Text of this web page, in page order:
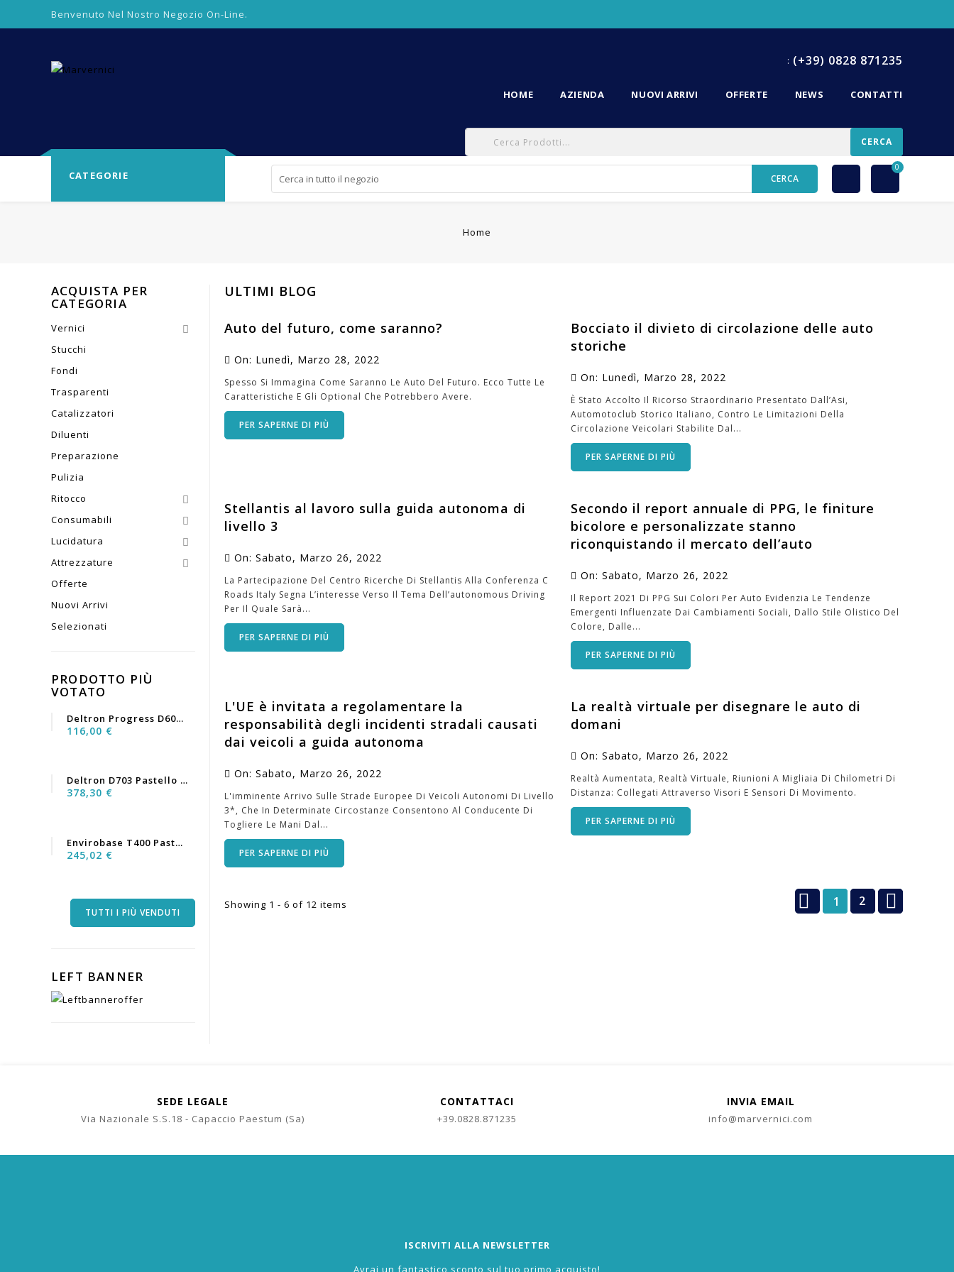
Benvenuto Nel Nostro Negozio On-Line.
: (+39) 0828 871235
HOME AZIENDA NUOVI ARRIVI OFFERTE NEWS CONTATTI
CERCA
CATEGORIE CERCA
0
Home
ACQUISTA PER
CATEGORIA
Vernici 
Stucchi
Fondi
Trasparenti
Catalizzatori
Diluenti
Preparazione
Pulizia
Ritocco

Consumabili 
Lucidatura 
Attrezzature 
Offerte
Nuovi Arrivi
Selezionati
PRODOTTO PIÙ
VOTATO
Deltron Progress D6060...
116,00 €
Deltron D703 Pastello Nero...
378,30 €
Envirobase T400 Pastello...
245,02 €
TUTTI I PIÙ VENDUTI
LEFT BANNER
ULTIMI BLOG
Auto del futuro, come saranno?
On: Lunedì, Marzo 28, 2022
Spesso Si Immagina Come Saranno Le Auto Del Futuro. Ecco Tutte Le
Caratteristiche E Gli Optional Che Potrebbero Avere.
PER SAPERNE DI PIÙ
Bocciato il divieto di circolazione delle auto
storiche
On: Lunedì, Marzo 28, 2022
È Stato Accolto Il Ricorso Straordinario Presentato Dall’Asi,
Automotoclub Storico Italiano, Contro Le Limitazioni Della
Circolazione Veicolari Stabilite Dal...
PER SAPERNE DI PIÙ
Stellantis al lavoro sulla guida autonoma di
livello 3
On:Sabato, Marzo 26, 2022
La Partecipazione Del Centro Ricerche Di Stellantis Alla Conferenza C
Roads Italy Segna L’interesse Verso Il Tema Dell’autonomous Driving
Per Il Quale Sarà...
PER SAPERNE DI PIÙ
Secondo il report annuale di PPG, le finiture
bicolore e personalizzate stanno
riconquistando il mercato dell’auto
On:Sabato, Marzo 26, 2022
Il Report 2021 Di PPG Sui Colori Per Auto Evidenzia Le Tendenze
Emergenti Influenzate Dai Cambiamenti Sociali, Dallo Stile Olistico Del
Colore, Dalle...
PER SAPERNE DI PIÙ
L'UE è invitata a regolamentare la
responsabilità degli incidenti stradali causati
dai veicoli a guida autonoma
On:Sabato, Marzo 26, 2022
L'imminente Arrivo Sulle Strade Europee Di Veicoli Autonomi Di Livello
3*, Che In Determinate Circostanze Consentono Al Conducente Di
Togliere Le Mani Dal...
PER SAPERNE DI PIÙ
La realtà virtuale per disegnare le auto di
domani
On:Sabato, Marzo 26, 2022
Realtà Aumentata, Realtà Virtuale, Riunioni A Migliaia Di Chilometri Di
Distanza: Collegati Attraverso Visori E Sensori Di Movimento.
PER SAPERNE DI PIÙ
 1 2 
Showing 1 - 6 of 12 items
SEDE LEGALE
Via Nazionale S.S.18 - Capaccio Paestum (Sa)
CONTATTACI
+39.0828.871235
INVIA EMAIL
info@marvernici.com
ISCRIVITI ALLA NEWSLETTER
Avrai un fantastico sconto sul tuo primo acquisto!